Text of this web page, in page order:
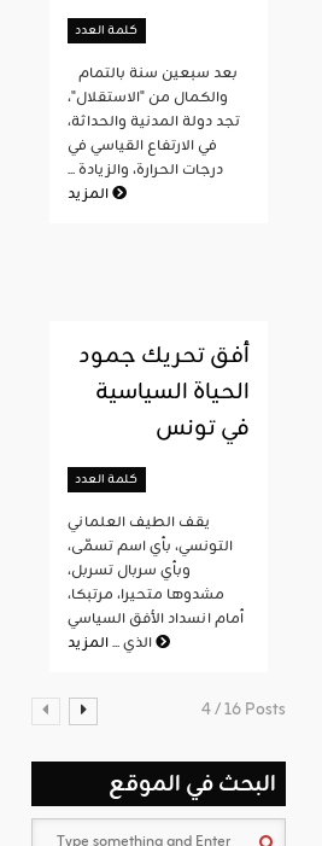
كلمة العدد
والكمال من "الاستقلال"،
تجد دولة المدنية والحداثة،
في الارتفاع القياسي في
درجات الحرارة، والزيادة ...
المزيد
أفق تحريك جمود
الحياة السياسية
في تونس
كلمة العدد
يقف الطيف العلماني
التونسي، بأي اسم تسمّى،
وبأي سربال تسربل،
مشدوها متحيرا، مرتبكا،
أمام انسداد الأفق السياسي
الذي ...المزيد
4 / 16 Posts
البحث في الموقع